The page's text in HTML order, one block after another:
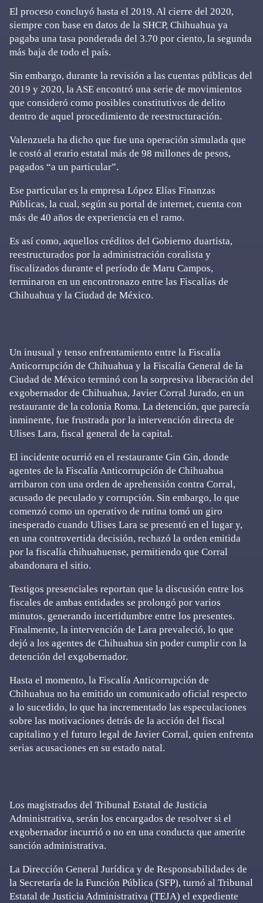
El proceso concluyó hasta el 2019. Al cierre del 2020,
siempre con base en datos de la SHCP, Chihuahua ya
pagaba una tasa ponderada del 3.70 por ciento, la segunda
más baja de todo el país.
Sin embargo, durante la revisión a las cuentas públicas del
2019 y 2020, la ASE encontró una serie de movimientos
que consideró como posibles constitutivos de delito
dentro de aquel procedimiento de reestructuración.
Valenzuela ha dicho que fue una operación simulada que
le costó al erario estatal más de 98 millones de pesos,
pagados “a un particular”.
Ese particular es la empresa López Elías Finanzas
Públicas, la cual, según su portal de internet, cuenta con
más de 40 años de experiencia en el ramo.
Es así como, aquellos créditos del Gobierno duartista,
reestructurados por la administración coralista y
fiscalizados durante el período de Maru Campos,
terminaron en un encontronazo entre las Fiscalías de
Chihuahua y la Ciudad de México.
Un inusual y tenso enfrentamiento entre la Fiscalía
Anticorrupción de Chihuahua y la Fiscalía General de la
Ciudad de México terminó con la sorpresiva liberación del
exgobernador de Chihuahua, Javier Corral Jurado, en un
restaurante de la colonia Roma. La detención, que parecía
inminente, fue frustrada por la intervención directa de
Ulises Lara, fiscal general de la capital.
El incidente ocurrió en el restaurante Gin Gin, donde
agentes de la Fiscalía Anticorrupción de Chihuahua
arribaron con una orden de aprehensión contra Corral,
acusado de peculado y corrupción. Sin embargo, lo que
comenzó como un operativo de rutina tomó un giro
inesperado cuando Ulises Lara se presentó en el lugar y,
en una controvertida decisión, rechazó la orden emitida
por la fiscalía chihuahuense, permitiendo que Corral
abandonara el sitio.
Testigos presenciales reportan que la discusión entre los
fiscales de ambas entidades se prolongó por varios
minutos, generando incertidumbre entre los presentes.
Finalmente, la intervención de Lara prevaleció, lo que
dejó a los agentes de Chihuahua sin poder cumplir con la
detención del exgobernador.
Hasta el momento, la Fiscalía Anticorrupción de
Chihuahua no ha emitido un comunicado oficial respecto
a lo sucedido, lo que ha incrementado las especulaciones
sobre las motivaciones detrás de la acción del fiscal
capitalino y el futuro legal de Javier Corral, quien enfrenta
serias acusaciones en su estado natal.
Los magistrados del Tribunal Estatal de Justicia
Administrativa, serán los encargados de resolver si el
exgobernador incurrió o no en una conducta que amerite
sanción administrativa.
La Dirección General Jurídica y de Responsabilidades de
la Secretaría de la Función Pública (SFP), turnó al Tribunal
Estatal de Justicia Administrativa (TEJA) el expediente